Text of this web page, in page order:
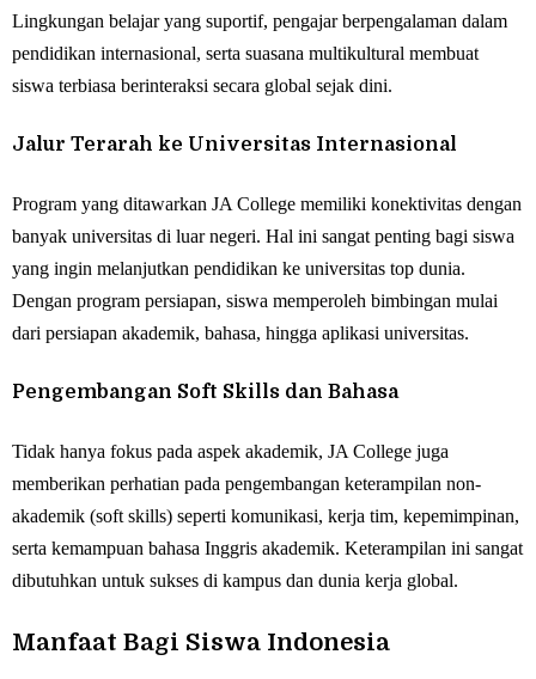
Lingkungan belajar yang suportif, pengajar berpengalaman dalam
pendidikan internasional, serta suasana multikultural membuat
siswa terbiasa berinteraksi secara global sejak dini.
Jalur Terarah ke Universitas Internasional
Program yang ditawarkan JA College memiliki konektivitas dengan
banyak universitas di luar negeri. Hal ini sangat penting bagi siswa
yang ingin melanjutkan pendidikan ke universitas top dunia.
Dengan program persiapan, siswa memperoleh bimbingan mulai
dari persiapan akademik, bahasa, hingga aplikasi universitas.
Pengembangan Soft Skills dan Bahasa
Tidak hanya fokus pada aspek akademik, JA College juga
memberikan perhatian pada pengembangan keterampilan non-
akademik (soft skills) seperti komunikasi, kerja tim, kepemimpinan,
serta kemampuan bahasa Inggris akademik. Keterampilan ini sangat
dibutuhkan untuk sukses di kampus dan dunia kerja global.
Manfaat Bagi Siswa Indonesia